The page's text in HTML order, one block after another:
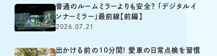
普通のルームミラーよりも安全？ 「デジタルイ
ンナーミラー」最前線【前編】
2026.07.21
出かける前の10分間! 愛車の日常点検を習慣